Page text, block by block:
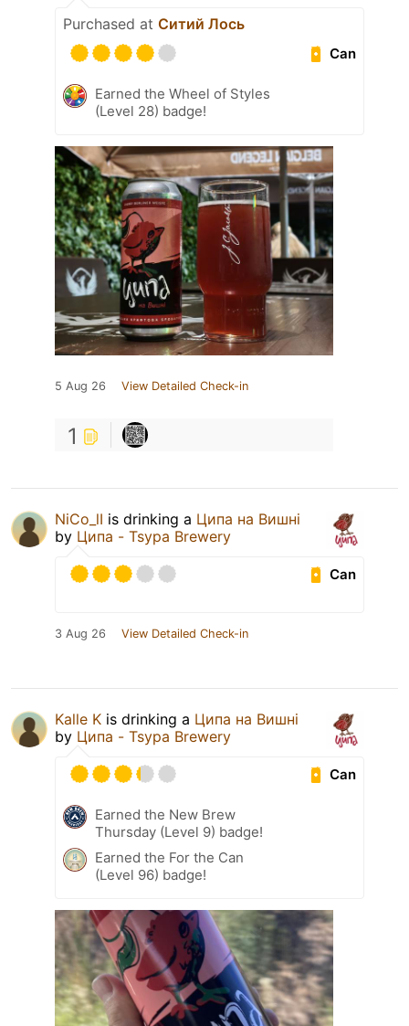
Purchased at Ситий Лось
Can
Earned the Wheel of Styles
(Level 28) badge!
5 Aug 26 View Detailed Check-in
1
NiCo_lI is drinking a Ципа на Вишні
by Ципа - Tsypa Brewery
Can
3 Aug 26 View Detailed Check-in
Kalle K is drinking a Ципа на Вишні
by Ципа - Tsypa Brewery
Can
Earned the New Brew
Thursday (Level 9) badge!
Earned the For the Can
(Level 96) badge!